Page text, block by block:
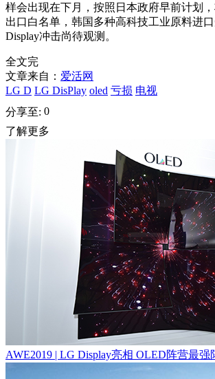
样会出现在下月，按照日本政府早前计划
出口白名单，韩国多种高科技工业原料进
Display冲击尚待观测。
全文完
文章来自： 爱活网
LG D LG DisPlay oled 亏损 电视
分享至: 0
了解更多
AWE2019 | LG Display亮相 OLED阵营最强